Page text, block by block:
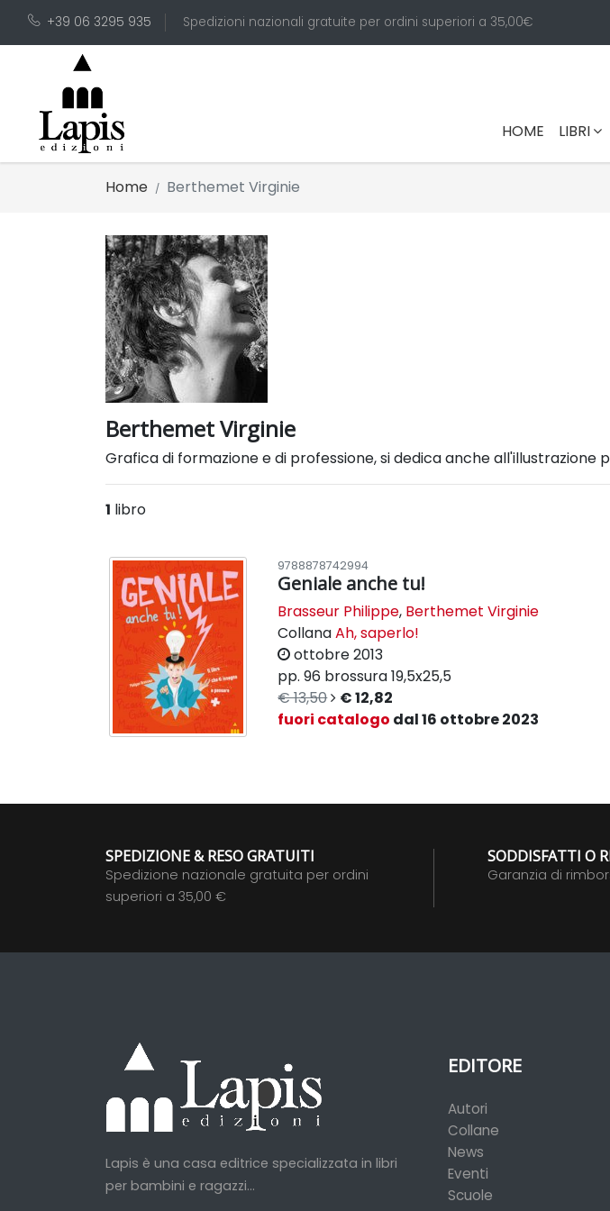
+39 06 3295 935 Spedizioni nazionali gratuite per ordini superiori a 35,00€
HOME LIBRI
Home Berthemet Virginie
Berthemet Virginie
Grafica di formazione e di professione, si dedica anche all'illustrazione
1 libro
9788878742994
Geniale anche tu!
Brasseur Philippe, Berthemet Virginie
CollanaAh, saperlo!
ottobre 2013
pp. 96 brossura19,5x25,5
€ 13,50
€ 12,82
fuori catalogo dal 16 ottobre 2023
SPEDIZIONE & RESO GRATUITI
Spedizione nazionale gratuita per ordini
superiori a 35,00 €
SODDISFATTI O
Garanzia di
Lapis è una casa editrice specializzata in libri
per bambini e ragazzi...
EDITORE
Autori
Collane
News
Eventi
Scuole